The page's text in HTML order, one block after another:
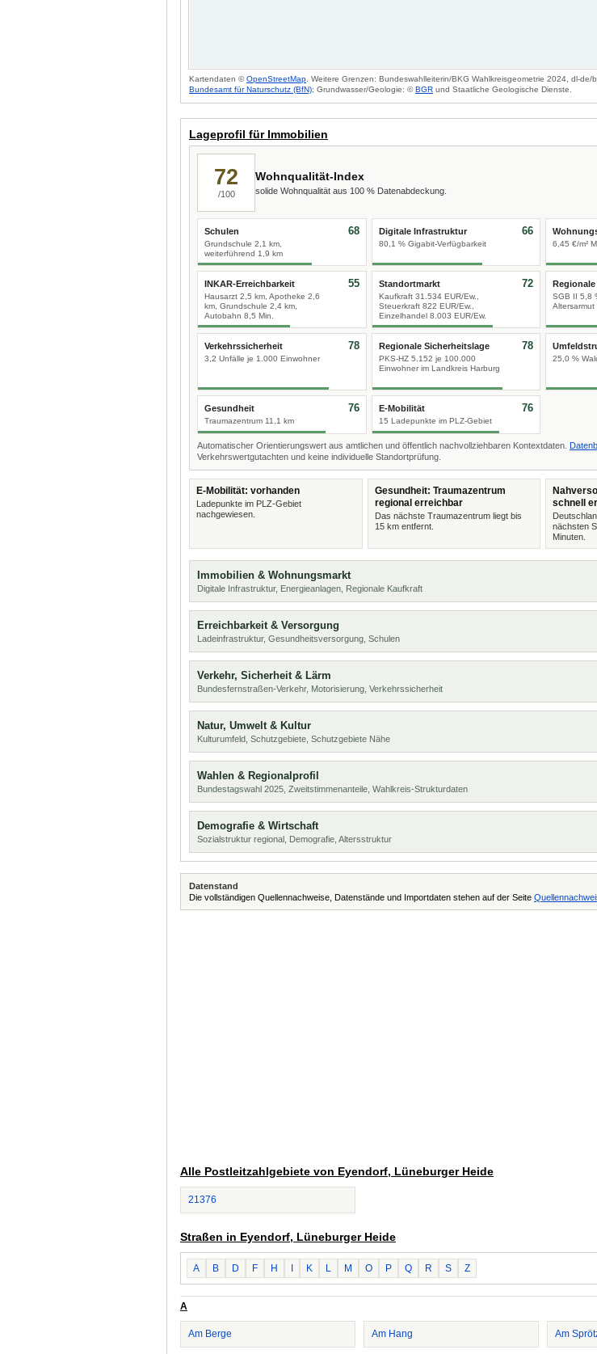
Kartendaten ©OpenStreetMap . Weitere Grenzen: Bundeswahlleiterin/BKG Wahlkreisgeometrie 2024, dl-
Bundesamt für Naturschutz (BfN); Grundwasser/Geologie: ©BGR und Staatliche Geologische Dienste.
Lageprofil für Immobilien
72
/100
Wohnqualität-Index
solide Wohnqualität aus 100 % Datenabdeckung.
Schulen
Grundschule 2,1 km,
weiterführend 1,9 km
68 Digitale Infrastruktur
80,1 % Gigabit-Verfügbarkeit
66
6,45 €/m²
INKAR-Erreichbarkeit
Hausarzt 2,5 km, Apotheke 2,6
km, Grundschule 2,4 km,
Autobahn 8,5 Min.
55 Standortmarkt
Kaufkraft 31.534 EUR/Ew.,
Steuerkraft 822 EUR/Ew.,
Einzelhandel 8.003 EUR/Ew.
72
SGB II 5,8
Altersarmut
Verkehrssicherheit
3,2 Unfälle je 1.000 Einwohner
78 Regionale Sicherheitslage
PKS-HZ 5.152 je 100.000
Einwohner im Landkreis Harburg
78
25,0 %
Gesundheit
Traumazentrum 11,1 km
76 E-Mobilität
15 Ladepunkte im PLZ-Gebiet
76
Automatischer Orientierungswert aus amtlichen und öffentlich nachvollziehbaren Kontextdaten.
Verkehrswertgutachten und keine individuelle Standortprüfung.
E-Mobilität: vorhanden
Ladepunkte im PLZ-Gebiet
nachgewiesen.
Gesundheit: Traumazentrum
regional erreichbar
Das nächste Traumazentrum liegt bis
15 km entfernt.
schnell
nächsten
Minuten.
Immobilien & Wohnungsmarkt
Digitale Infrastruktur, Energieanlagen, Regionale Kaufkraft
Erreichbarkeit & Versorgung
Ladeinfrastruktur, Gesundheitsversorgung, Schulen
Verkehr, Sicherheit & Lärm
Bundesfernstraßen-Verkehr, Motorisierung, Verkehrssicherheit
Natur, Umwelt & Kultur
Kulturumfeld, Schutzgebiete, Schutzgebiete Nähe
Wahlen & Regionalprofil
Bundestagswahl 2025, Zweitstimmenanteile, Wahlkreis-Strukturdaten
Demografie & Wirtschaft
Sozialstruktur regional, Demografie, Altersstruktur
Datenstand
Die vollständigen Quellennachweise, Datenstände und Importdaten stehen auf der Seite
Alle Postleitzahlgebiete von Eyendorf, Lüneburger Heide
21376
Straßen in Eyendorf, Lüneburger Heide
A B D F H K L M O P Q R S Z
A
Am Berge Am Hang Am